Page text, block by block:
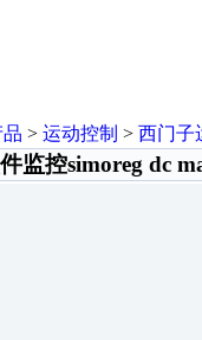
品 > 运动控制 > 西门子
监控simoreg dc